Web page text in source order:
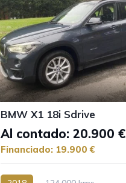
BMW X1 18i Sdrive
Al contado: 20.900 €
Financiado: 19.900 €